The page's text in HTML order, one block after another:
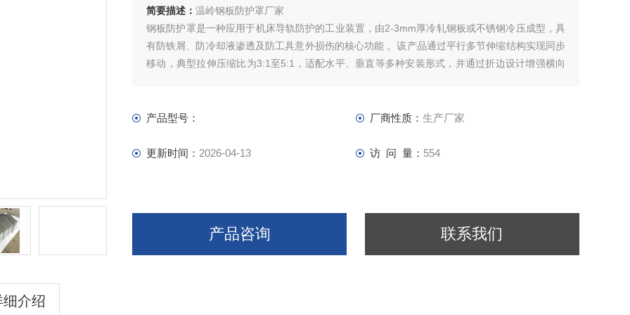
简要描述： 温岭钢板防护罩厂家
钢板防护罩​是一种应用于机床导轨防护的工业装置，由2-3mm厚冷轧钢板或不锈钢冷压成型，具
有防铁屑、防冷却液渗透及防工具意外损伤的核心功能 。该产品通过平行多节伸缩结构实现同步
移动，典型拉伸压缩比为3:1至5:1，适配水平、垂直等多种安装形式，并通过折边设计增强横向
产品型号： 厂商性质： 生产厂家
更新时间： 2026-04-13 访 问 量： 554
产品咨询 联系我们
细介绍